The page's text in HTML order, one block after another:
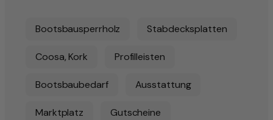
Bootsbausperrholz Stabdecksplatten
Coosa, Kork Profilleisten
Bootsbaubedarf Ausstattung
Marktplatz Gutscheine